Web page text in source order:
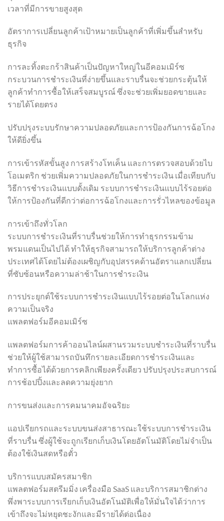
เวลาที่มีการขายสูงสุด
อัตราการเปลี่ยนลูกค้าเป้าหมายเป็นลูกค้าที่เพิ่มขึ้นสำหรับ
ธุรกิจ
การละทิ้งตะกร้าสินค้าเป็นปัญหาใหญ่ในอีคอมเมิร์ซ
กระบวนการชำระเงินที่ง่ายขึ้นและราบรื่นจะช่วยกระตุ้นให้
ลูกค้าทำการซื้อให้เสร็จสมบูรณ์ ซึ่งจะช่วยเพิ่มยอดขายและ
รายได้โดยตรง
ปรับปรุงระบบรักษาความปลอดภัยและการป้องกันการฉ้อโกง
ให้ดียิ่งขึ้น
การเข้ารหัสขั้นสูง การสร้างโทเค็น และการตรวจสอบด้วยไบ
โอเมตริก ช่วยเพิ่มความปลอดภัยในการชำระเงิน เมื่อเทียบกับ
วิธีการชำระเงินแบบดั้งเดิม ระบบการชำระเงินแบบไร้รอยต่อ
ให้การป้องกันที่ดีกว่าต่อการฉ้อโกงและการรั่วไหลของข้อมูล
การเข้าถึงทั่วโลก
ระบบการชำระเงินที่ราบรื่นช่วยให้การทำธุรกรรมข้าม
พรมแดนเป็นไปได้ ทำให้ธุรกิจสามารถให้บริการลูกค้าต่าง
ประเทศได้โดยไม่ต้องเผชิญกับอุปสรรคด้านอัตราแลกเปลี่ยน
ที่ซับซ้อนหรือความล่าช้าในการชำระเงิน
การประยุกต์ใช้ระบบการชำระเงินแบบไร้รอยต่อในโลกแห่ง
ความเป็นจริง
แพลตฟอร์มอีคอมเมิร์ซ
แพลตฟอร์มการค้าออนไลน์ผสานรวมระบบชำระเงินที่ราบรื่น
ช่วยให้ผู้ใช้สามารถบันทึกรายละเอียดการชำระเงินและ
ทำการซื้อได้ด้วยการคลิกเพียงครั้งเดียว ปรับปรุงประสบการณ์
การช้อปปิ้งและลดความยุ่งยาก
การขนส่งและการคมนาคมอัจฉริยะ
แอปเรียกรถและระบบขนส่งสาธารณะใช้ระบบการชำระเงิน
ที่ราบรื่น ซึ่งผู้ใช้จะถูกเรียกเก็บเงินโดยอัตโนมัติโดยไม่จำเป็น
ต้องใช้เงินสดหรือตั๋ว
บริการแบบสมัครสมาชิก
แพลตฟอร์มสตรีมมิ่ง เครื่องมือ SaaS และบริการสมาชิกต่าง
พึ่งพาระบบการเรียกเก็บเงินอัตโนมัติเพื่อให้มั่นใจได้ว่าการ
เข้าถึงจะไม่หยุดชะงักและมีรายได้ต่อเนื่อง